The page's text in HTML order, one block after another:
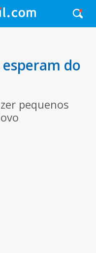
do
pequenos